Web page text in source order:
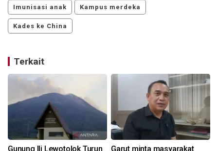
Imunisasi anak Kampus merdeka
Kades ke China
Terkait
Gunung Ili Lewotolok Turun Garut minta masyarakat